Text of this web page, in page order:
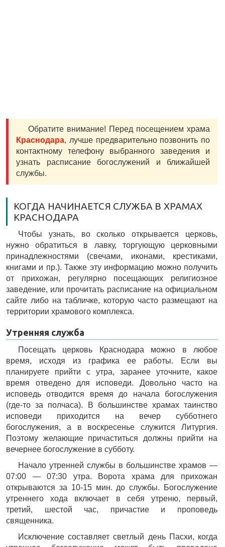
Обратите внимание! Перед посещением храма
Краснодара, лучше предварительно позвонить по
контактному телефону выбранного заведения и
узнать расписание богослужений и ближайшей
службы.
КОГДА НАЧИНАЕТСЯ СЛУЖБА В ХРАМАХ
КРАСНОДАРА
Чтобы узнать, во сколько открывается церковь,
нужно обратиться в лавку, торгующую церковными
принадлежностями (свечами, иконами, крестиками,
книгами и пр.). Также эту информацию можно получить
от прихожан, регулярно посещающих религиозное
заведение, или прочитать расписание на официальном
сайте либо на табличке, которую часто размещают на
территории храмового комплекса.
Утренняя служба
Посещать церковь Краснодара можно в любое
время, исходя из графика ее работы. Если вы
планируете прийти с утра, заранее уточните, какое
время отведено для исповеди. Довольно часто на
исповедь отводится время до начала богослужения
(где-то за полчаса). В большинстве храмах таинство
исповеди приходится на вечер субботнего
богослужения, а в воскресенье служится Литургия.
Поэтому желающие причаститься должны прийти на
вечернее богослужение в субботу.
Начало утренней службы в большинстве храмов —
07:00 — 07:30 утра. Ворота храма для прихожан
открываются за 10-15 мин. до службы. Богослужение
утреннего хода включает в себя утреню, первый,
третий, шестой час, причастие и проповедь
священника.
Исключение составляет светлый день Пасхи, когда